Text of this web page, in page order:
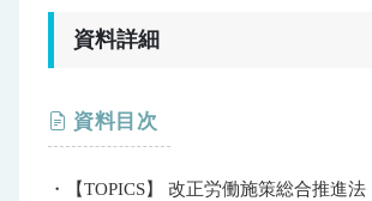
資料詳細
資料目次
・【TOPICS】 改正労働施策総合推進法